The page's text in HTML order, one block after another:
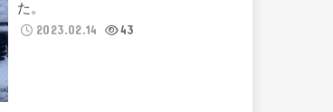
た。
2023.02.14
43